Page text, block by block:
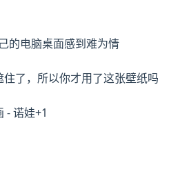
的电脑桌面感到难为情
了，所以你才用了这张壁纸吗
- 诺娃+1